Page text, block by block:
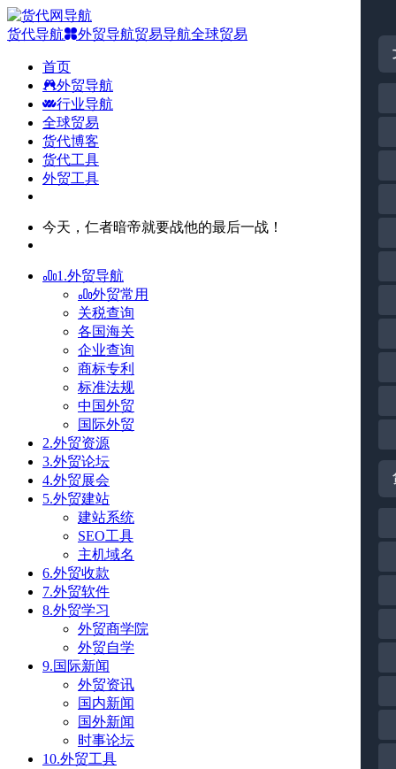
货代导航 外贸导航贸易导航全球贸易
首页
外贸导航
行业导航
全球贸易
货代博客
货代工具
外贸工具
今天，仁者暗帝就要战他的最后一战！
1.外贸导航
外贸常用
关税查询
各国海关
企业查询
商标专利
标准法规
中国外贸
国际外贸
2.外贸资源
3.外贸论坛
4.外贸展会
5.外贸建站
建站系统
SEO工具
主机域名
6.外贸收款
7.外贸软件
8.外贸学习
外贸商学院
外贸自学
9.国际新闻
外贸资讯
国内新闻
国外新闻
时事论坛
10.外贸工具